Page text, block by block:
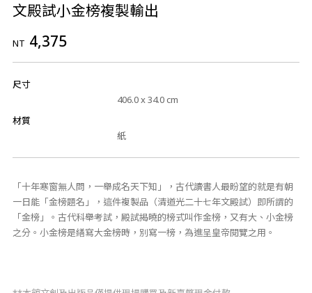
文殿試小金榜複製輸出
NT 4,375
尺寸
406.0 x 34.0 cm
材質
紙
「十年寒窗無人問，一舉成名天下知」，古代讀書人最盼望的就是有朝
一日能「金榜題名」，這件複製品（清道光二十七年文殿試）即所謂的
「金榜」。古代科舉考試，殿試揭曉的榜式叫作金榜，又有大、小金榜
之分。小金榜是繕寫大金榜時，別寫一榜，為進呈皇帝閱覽之用。